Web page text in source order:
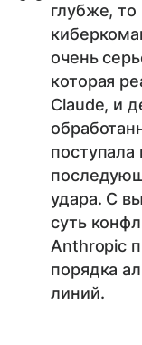
глубже,
очень
которая
Claude, и
удара. С
суть
Anthropic
порядка
линий.